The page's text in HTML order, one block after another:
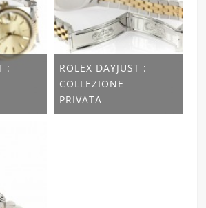
:
ROLEX DAYJUST :
COLLEZIONE
PRIVATA